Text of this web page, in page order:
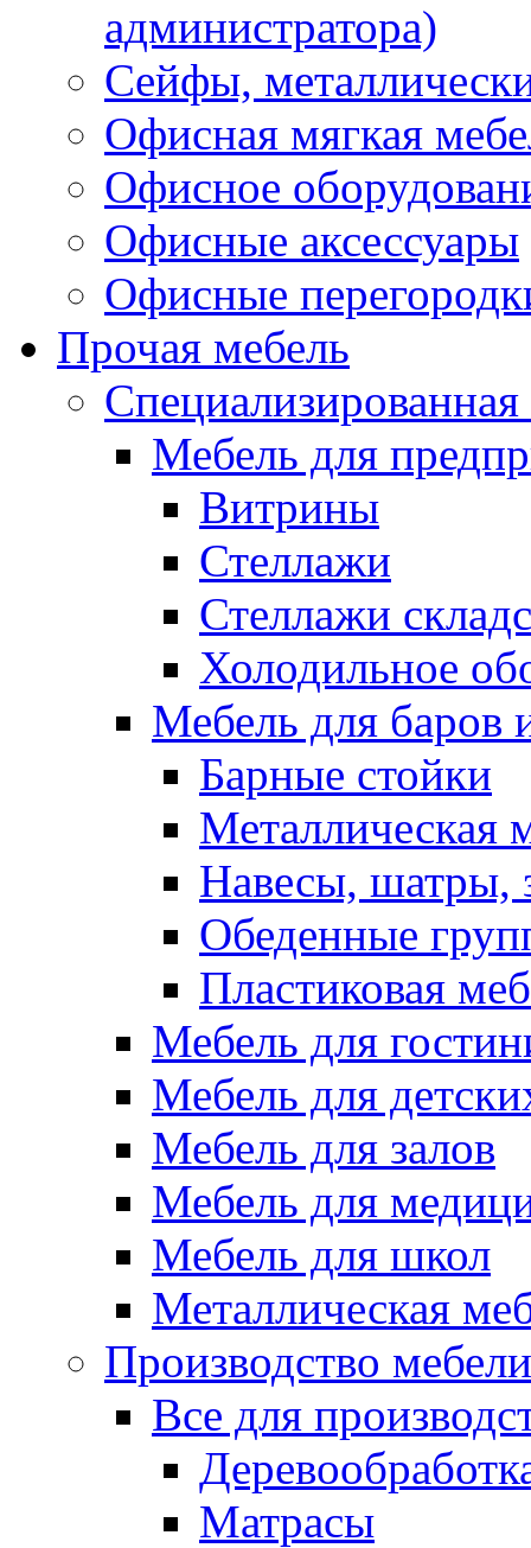
администратора)
Сейфы,
Офисная мягкая
Офисное
Офисные аксессуары
Офисные
Прочая мебель
Специализированная
Мебель для
Витрины
Стеллажи
Стеллажи
Холодильное
Мебель для баров
Барные стойки
Металлическая
Навесы, шатры,
Обеденные
Пластиковая
Мебель для
Мебель для
Мебель для залов
Мебель для
Мебель для школ
Металлическая
Производство мебели
Все для
Матрасы